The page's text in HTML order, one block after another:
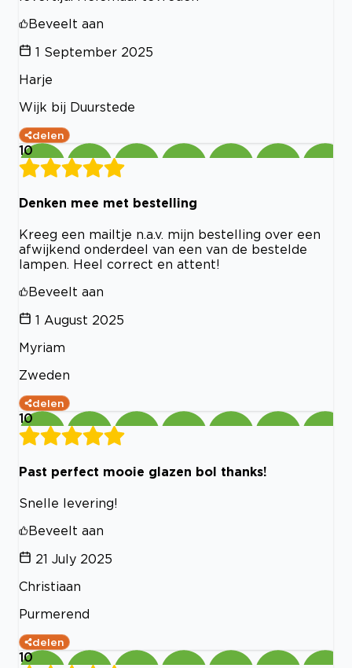
Beveelt aan
1 September 2025
Harje
Wijk bij Duurstede
delen
10
Denken mee met bestelling
Kreeg een mailtje n.a.v. mijn bestelling over een
afwijkend onderdeel van een van de bestelde
lampen. Heel correct en attent!
Beveelt aan
1 August 2025
Myriam
Zweden
delen
10
Past perfect mooie glazen bol thanks!
Snelle levering!
Beveelt aan
21 July 2025
Christiaan
Purmerend
delen
10